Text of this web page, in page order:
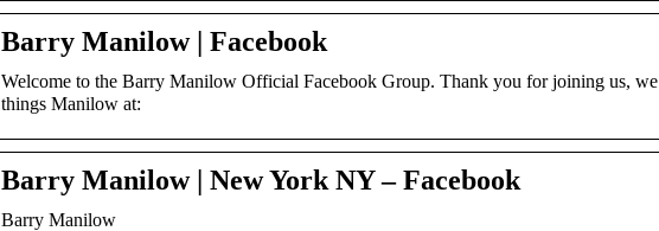
Barry Manilow | Facebook
Welcome to the Barry Manilow Official Facebook Group. Thank you for joining us,
things Manilow at:
Barry Manilow | New York NY – Facebook
Barry Manilow